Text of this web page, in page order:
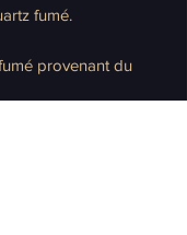
fumé.
provenant du